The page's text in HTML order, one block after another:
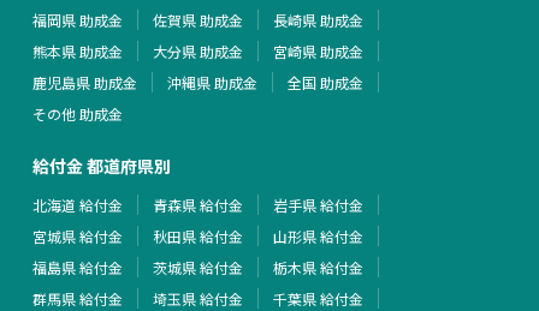
福岡県 助成金
佐賀県 助成金
長崎県 助成金
熊本県 助成金
大分県 助成金
宮崎県 助成金
鹿児島県 助成金
沖縄県 助成金
全国 助成金
その他 助成金
給付金 都道府県別
北海道 給付金 青森県 給付金
岩手県 給付金
宮城県 給付金
秋田県 給付金
山形県 給付金
福島県 給付金
茨城県 給付金
栃木県 給付金
群馬県 給付金
埼玉県 給付金
千葉県 給付金